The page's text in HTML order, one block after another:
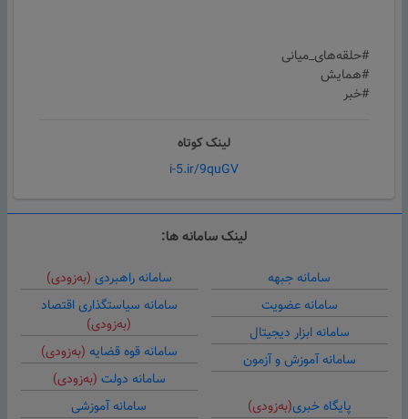
#حلقه‌های_میانی
#همایش
#خبر
لینک کوتاه
i-5.ir/9quGV
لینک سامانه ها:
سامانه جبهه
سامانه عضویت
سامانه ابزار دیجیتال
سامانه آموزش و آزمون
سامانه راهبردی (به‌زودی)
سامانه سیاستگذاری اقتصاد
(به‌زودی)
سامانه قوه قضایه (به‌زودی)
سامانه دولت (به‌زودی)
پایگاه خبری(به‌زودی) سامانه آموزشی